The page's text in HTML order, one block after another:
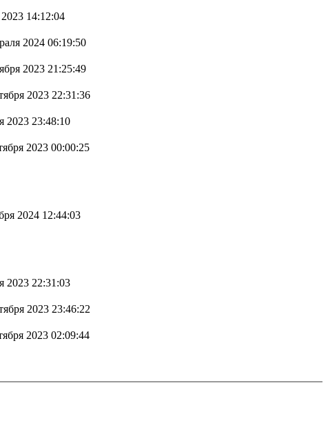
14:12:04
2024 06:19:50
2023 21:25:49
2023 22:31:36
2023 23:48:10
2023 00:00:25
2024 12:44:03
2023 22:31:03
2023 23:46:22
2023 02:09:44